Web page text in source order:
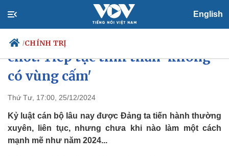
English
/CHÍNH TRỊ
Chính trị
Đảng
Tổ chức nhân sự
Quốc hội
Nhận diện sự thật
Tin 24h
Dự báo thời tiết
Giáo dục
Lần đầu tiên kỷ luật cán bộ chủ
chốt: Tiếp tục tinh thần 'không
có vùng cấm'
Thứ Tư, 17:00, 25/12/2024
Kỷ luật cán bộ lâu nay được Đảng ta tiến hành thường
xuyên, liên tục, nhưng chưa khi nào làm một cách
mạnh mẽ như năm 2024...